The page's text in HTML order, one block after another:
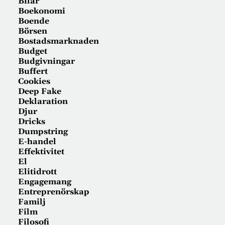
Boekonomi
Boende
Börsen
Bostadsmarknaden
Budget
Budgivningar
Buffert
Cookies
Deep Fake
Deklaration
Djur
Dricks
Dumpstring
E-handel
Effektivitet
El
Elitidrott
Engagemang
Entreprenörskap
Familj
Film
Filosofi